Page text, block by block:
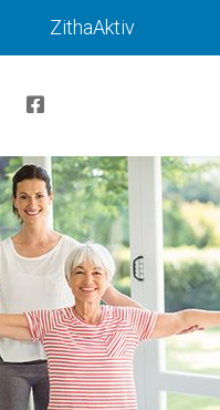
ZithaAktiv